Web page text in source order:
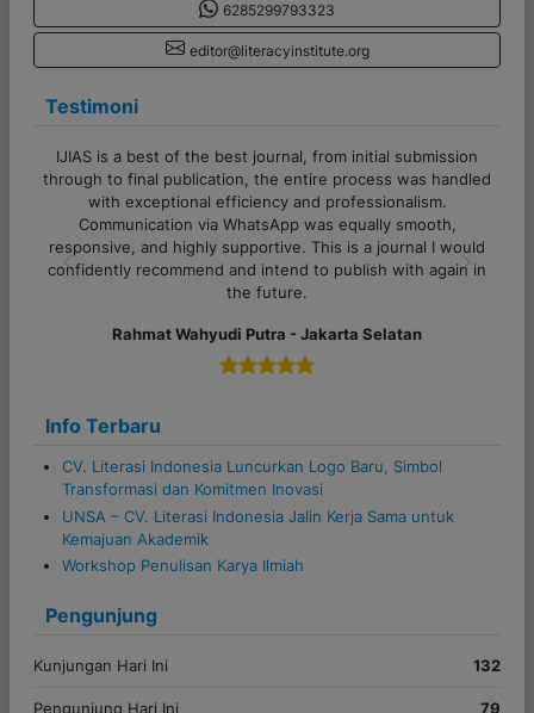
6285299793323
editor@literacyinstitute.org
Testimoni
Terima kasih banyak untuk admin CV Literasi Indonesia!
Pelayanannya cepat, responsif, dan sangat membantu
sekali. Proses komunikasi juga lancar, sangat ramah serta
semua pertanyaan dijawab dengan jelas. Sukses selalu
untuk tim Literasi Indonesia!
Alfi Khoiriyyah - Lampung
Previous Next
Info Terbaru
CV. Literasi Indonesia Luncurkan Logo Baru, Simbol
Transformasi dan Komitmen Inovasi
UNSA – CV. Literasi Indonesia Jalin Kerja Sama untuk
Kemajuan Akademik
Workshop Penulisan Karya Ilmiah
Pengunjung
Kunjungan Hari Ini 132
Pengunjung Hari Ini 79